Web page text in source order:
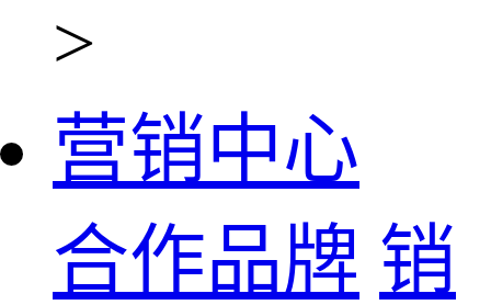
>
营销中心
合作品牌 销